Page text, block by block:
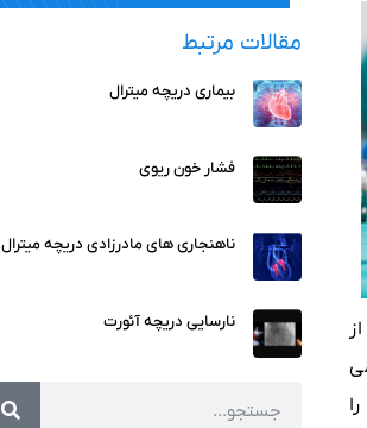
مقالات مرتبط
بیماری دریچه میترال
فشار خون ریوی
ناهنجاری های مادرزادی دریچه میترال
نارسایی دریچه آئورت